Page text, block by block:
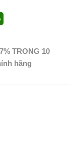
TRONG 10
hãng